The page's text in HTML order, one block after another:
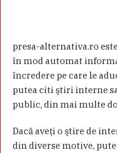
presa-alternativa.ro
în mod automat
încredere pe care le
putea citi ştiri interne
public, din mai multe
Dacă aveţi o ştire de
din diverse motive,